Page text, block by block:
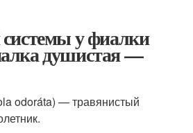
у фиалки
душистая —
odoráta) — травянистый